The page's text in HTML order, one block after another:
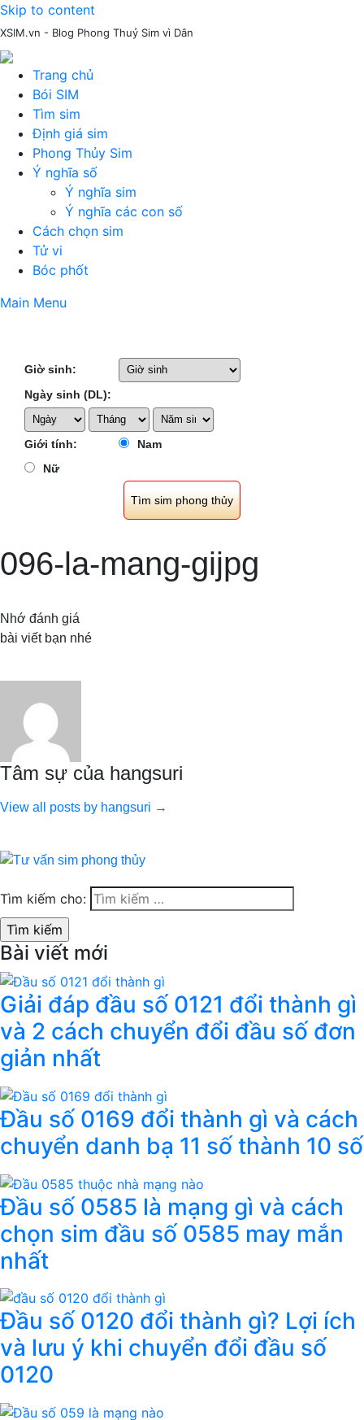
Skip to content
XSIM.vn - Blog Phong Thuỷ Sim vì Dân
Trang chủ
Bói SIM
Tìm sim
Định giá sim
Phong Thủy Sim
Ý nghĩa số
Ý nghĩa sim
Ý nghĩa các con số
Cách chọn sim
Tử vi
Bóc phốt
Main Menu
Giờ sinh:
Ngày sinh (DL):
Giới tính:
Nam
Nữ
096-la-mang-gijpg
Nhớ đánh giá
bài viết bạn nhé
Tâm sự của hangsuri
View all posts by hangsuri →
Tìm kiếm cho:
Bài viết mới
Giải đáp đầu số 0121 đổi thành gì
và 2 cách chuyển đổi đầu số đơn
giản nhất
Đầu số 0169 đổi thành gì và cách
chuyển danh bạ 11 số thành 10 số
Đầu số 0585 là mạng gì và cách
chọn sim đầu số 0585 may mắn
nhất
Đầu số 0120 đổi thành gì? Lợi ích
và lưu ý khi chuyển đổi đầu số
0120